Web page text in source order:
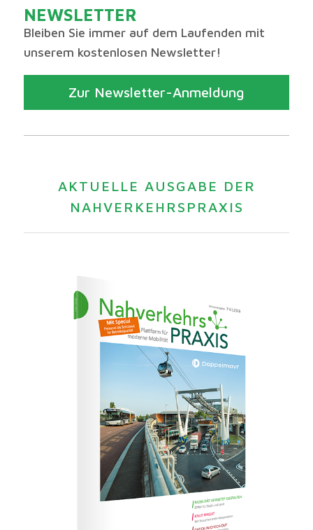
NEWSLETTER
Bleiben Sie immer auf dem Laufenden mit
unserem kostenlosen Newsletter!
Zur Newsletter-Anmeldung
AKTUELLE AUSGABE DER
NAHVERKEHRSPRAXIS